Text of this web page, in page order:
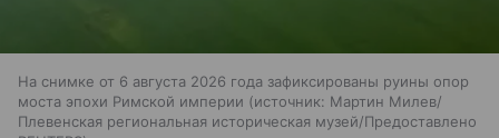
На снимке от 6 августа 2026 года зафиксированы руины опор
моста эпохи Римской империи
источник: Мартин Милев/
Плевенская региональная историческая музей/Предоставлено